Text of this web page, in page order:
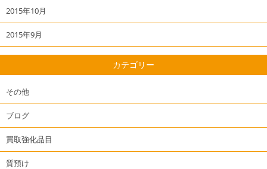
2015年10月
2015年9月
カテゴリー
その他
ブログ
買取強化品目
質預け